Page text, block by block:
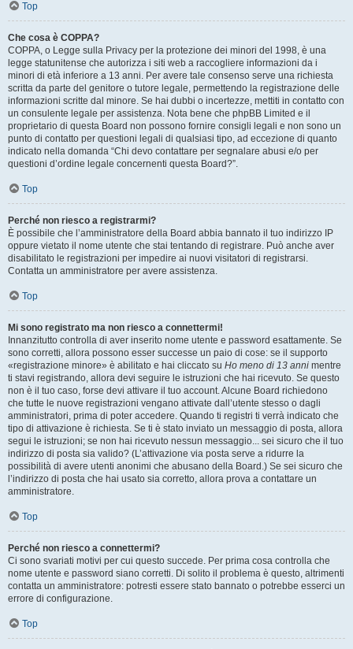
Top
Che cosa è COPPA?
COPPA, o Legge sulla Privacy per la protezione dei minori del 1998, è una
legge statunitense che autorizza i siti web a raccogliere informazioni da i
minori di età inferiore a 13 anni. Per avere tale consenso serve una richiesta
scritta da parte del genitore o tutore legale, permettendo la registrazione delle
informazioni scritte dal minore. Se hai dubbi o incertezze, mettiti in contatto con
un consulente legale per assistenza. Nota bene che phpBB Limited e il
proprietario di questa Board non possono fornire consigli legali e non sono un
punto di contatto per questioni legali di qualsiasi tipo, ad eccezione di quanto
indicato nella domanda “Chi devo contattare per segnalare abusi e/o per
questioni d’ordine legale concernenti questa Board?”.
Top
Perché non riesco a registrarmi?
È possibile che l’amministratore della Board abbia bannato il tuo indirizzo IP
oppure vietato il nome utente che stai tentando di registrare. Può anche aver
disabilitato le registrazioni per impedire ai nuovi visitatori di registrarsi.
Contatta un amministratore per avere assistenza.
Top
Mi sono registrato ma non riesco a connettermi!
Innanzitutto controlla di aver inserito nome utente e password esattamente. Se
sono corretti, allora possono esser successe un paio di cose: se il supporto
«registrazione minore» è abilitato e hai cliccato su Ho meno di 13 anni mentre
ti stavi registrando, allora devi seguire le istruzioni che hai ricevuto. Se questo
non è il tuo caso, forse devi attivare il tuo account. Alcune Board richiedono
che tutte le nuove registrazioni vengano attivate dall’utente stesso o dagli
amministratori, prima di poter accedere. Quando ti registri ti verrà indicato che
tipo di attivazione è richiesta. Se ti è stato inviato un messaggio di posta, allora
segui le istruzioni; se non hai ricevuto nessun messaggio... sei sicuro che il tuo
indirizzo di posta sia valido? (L’attivazione via posta serve a ridurre la
possibilità di avere utenti anonimi che abusano della Board.) Se sei sicuro che
l’indirizzo di posta che hai usato sia corretto, allora prova a contattare un
amministratore.
Top
Perché non riesco a connettermi?
Ci sono svariati motivi per cui questo succede. Per prima cosa controlla che
nome utente e password siano corretti. Di solito il problema è questo, altrimenti
contatta un amministratore: potresti essere stato bannato o potrebbe esserci un
errore di configurazione.
Top